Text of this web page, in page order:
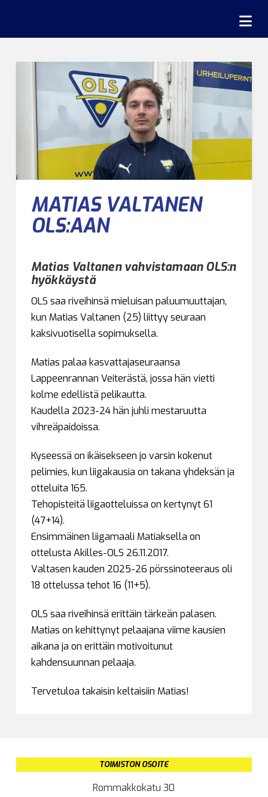
MATIAS VALTANEN
OLS:AAN
Matias Valtanen vahvistamaan OLS:n
hyökkäystä
OLS saa riveihinsä mieluisan paluumuuttajan,
kun Matias Valtanen (25) liittyy seuraan
kaksivuotisella sopimuksella.
Matias palaa kasvattajaseuraansa
Lappeenrannan Veiterästä, jossa hän vietti
kolme edellistä pelikautta.
Kaudella 2023-24 hän juhli mestaruutta
vihreäpaidoissa.
Kyseessä on ikäisekseen jo varsin kokenut
pelimies, kun liigakausia on takana yhdeksän ja
otteluita 165.
Tehopisteitä liigaotteluissa on kertynyt 61
(47+14).
Ensimmäinen liigamaali Matiaksella on
ottelusta Akilles-OLS 26.11.2017.
Valtasen kauden 2025-26 pörssinoteeraus oli
18 ottelussa tehot 16 (11+5).
OLS saa riveihinsä erittäin tärkeän palasen.
Matias on kehittynyt pelaajana viime kausien
aikana ja on erittäin motivoitunut
kahdensuunnan pelaaja.
Tervetuloa takaisin keltaisiin Matias!
TOIMISTON OSOITE
Rommakkokatu 30